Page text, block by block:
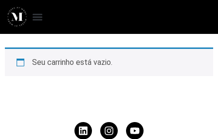
Seu carrinho está vazio.